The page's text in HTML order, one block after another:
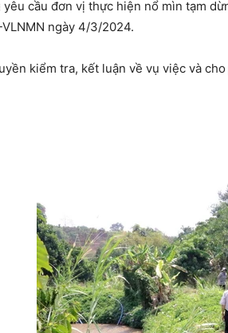
cầu đơn vị thực hiện nổ mìn tạm
ngày 4/3/2024.
kiểm tra, kết luận về vụ việc và